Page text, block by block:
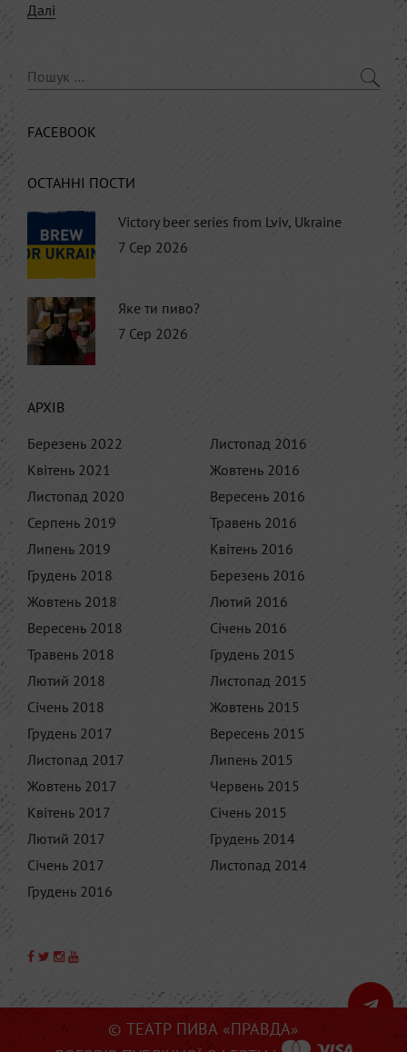
Далі
FACEBOOK
ОСТАННІ ПОСТИ
Victory beer series from Lviv, Ukraine
7 Сер 2026
Яке ти пиво?
7 Сер 2026
АРХІВ
Березень 2022
Квітень 2021
Листопад 2020
Серпень 2019
Липень 2019
Грудень 2018
Жовтень 2018
Вересень 2018
Травень 2018
Лютий 2018
Січень 2018
Грудень 2017
Листопад 2017
Жовтень 2017
Квітень 2017
Лютий 2017
Січень 2017
Грудень 2016
Листопад 2016
Жовтень 2016
Вересень 2016
Травень 2016
Квітень 2016
Березень 2016
Лютий 2016
Січень 2016
Грудень 2015
Листопад 2015
Жовтень 2015
Вересень 2015
Липень 2015
Червень 2015
Січень 2015
Грудень 2014
Листопад 2014
© ТЕАТР ПИВА «ПРАВДА»